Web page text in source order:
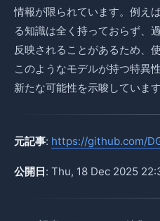
情報が限られています。例え
る知識は全く持っておらず、
反映されることがあるため、
このようなモデルが持つ特異
新たな可能性を示唆しています
元記事: https://github.com/
公開日: Thu, 18 Dec 2025